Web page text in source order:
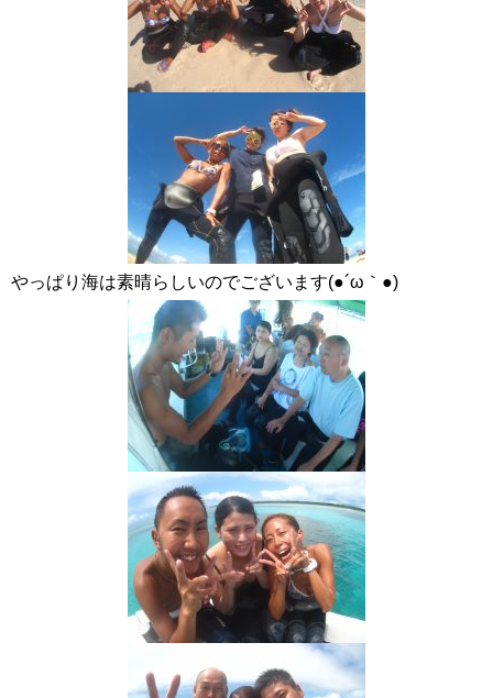
やっぱり海は素晴らしいのでございます(●´ω｀●)